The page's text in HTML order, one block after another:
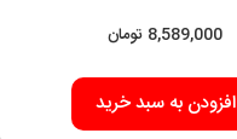
8,589,000 تومان
افزودن به سبد خرید